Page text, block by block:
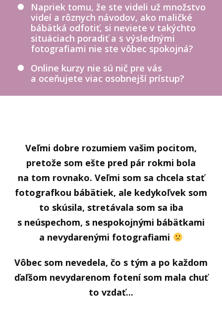
Napriek tomu, že ste videli už množstvo
videí a rôznych návodov, ako maličké
bábätká odfotiť, si neviete v takýchto
situáciach poradiť a s výslednými
fotografiami nie ste vôbec spokojná?
Online kurzy nie sú nič pre vás
a oceňujete viac osobnejší prístup?
Veľmi dobre rozumiem vašim pocitom,
pretože som ešte pred pár rokmi bola
na tom rovnako. Veľmi som sa chcela stať
fotografkou bábätiek, ale kedykoľvek som
to skúsila, stretávala som sa iba
s neúspechom, s nespokojnými bábätkami
a nevydarenými fotografiami
Vôbec som nevedela, čo s tým a po každom
ďaľšom nevydarenom fotení som mala chuť
to vzdať...